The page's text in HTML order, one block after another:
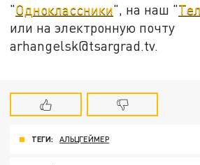
"Одноклассники", на наш "
или на электронную почту
arhangelsk@tsargrad.tv.
ТЕГИ: АЛЬЦГЕЙМЕР